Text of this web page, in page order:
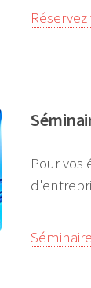
Pour vos